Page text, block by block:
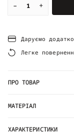
– +
Даруємо
Легке
ПРО ТОВАР
МАТЕРІАЛ
ХАРАКТЕРИСТИКИ